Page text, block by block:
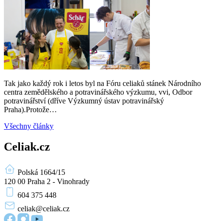
Tak jako každý rok i letos byl na Fóru celiaků stánek Národního
centra zemědělského a potravinářského výzkumu, vvi, Odbor
potravinářství (dříve Výzkumný ústav potravinářský
Praha).Protože…
Všechny články
Celiak.cz
Polská 1664/15
120 00 Praha 2 - Vinohrady
604 375 448
celiak@celiak.cz